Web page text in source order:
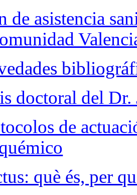
de asistencia
doctoral del
de
què és, per